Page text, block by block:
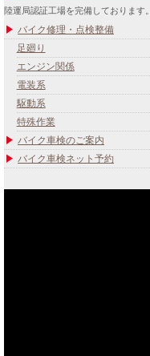
陸運局認証工場を完備しております。
バイク修理・点検整備
足廻り
エンジン関係
電装系
駆動系
特殊作業
バイク車検のご案内
バイク車検ネット予約